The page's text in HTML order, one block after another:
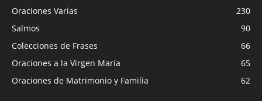
Oraciones Varias
230
Salmos
90
Colecciones de Frases
66
Oraciones a la Virgen María
65
Oraciones de Matrimonio y Familia
62